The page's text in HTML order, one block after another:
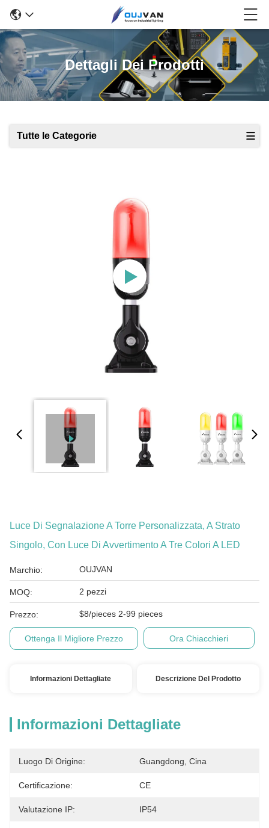
Dettagli Dei Prodotti
Tutte le Categorie
Luce Di Segnalazione A Torre Personalizzata, A Strato
Singolo, Con Luce Di Avvertimento A Tre Colori A LED
Marchio: OUJVAN
MOQ: 2 pezzi
Prezzo: $8/pieces 2-99 pieces
Ottenga Il Migliore Prezzo Ora Chiacchieri
Informazioni Dettagliate Descrizione Del Prodotto
Informazioni Dettagliate
Luogo Di Origine: Guangdong, Cina
Certificazione: CE
Valutazione IP: IP54